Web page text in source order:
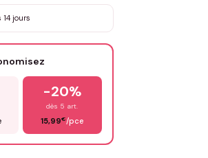
14 jours
-20%
dès 5 art.
15,99€/pce